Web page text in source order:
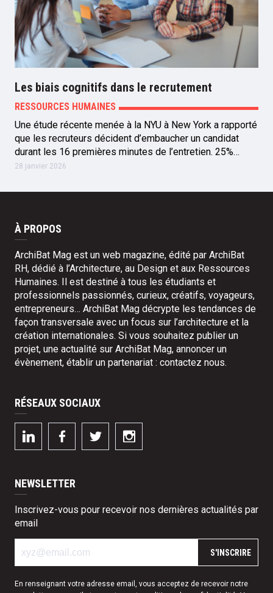
Les biais cognitifs dans le recrutement
RESSOURCES HUMAINES
Une étude récente menée à la NYU à New York a rapporté
que les recruteurs décident d’embaucher un candidat
durant les 16 premières minutes de l’entretien. 25%…
28 janvier 2026
À PROPOS
ArchiBat Mag est un web magazine, édité par ArchiBat
RH, dédié à l’Architecture, au Design et aux Ressources
Humaines. Il est destiné à tous les étudiants et
professionnels passionnés, curieux, créatifs, voyageurs,
entrepreneurs… ArchiBat Mag décrypte les tendances de
façon transversale avec un focus sur l’architecture et la
création internationales. Si vous souhaitez publier un
projet, une actualité sur ArchiBat Mag, annoncer un
évènement, établir un partenariat : contactez nous.
RÉSEAUX SOCIAUX
NEWSLETTER
Inscrivez-vous pour recevoir nos dernières actualités par
email
S'INSCRIRE
En renseignant votre adresse email, vous acceptez de recevoir notre